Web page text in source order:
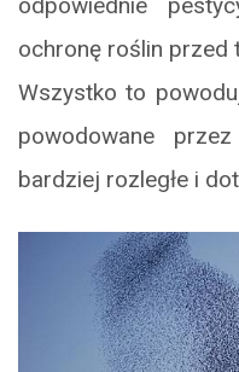
ochronę roślin przed
Wszystko to
powodowane
bardziej rozległe i